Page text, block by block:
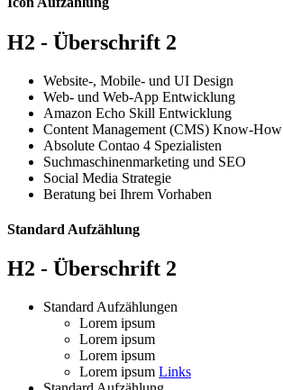
H2 - Überschrift 2
Website-, Mobile- und UI Design
Web- und Web-App Entwicklung
Amazon Echo Skill Entwicklung
Content Management (CMS) Know-How
Absolute Contao 4 Spezialisten
Suchmaschinenmarketing und SEO
Social Media Strategie
Beratung bei Ihrem Vorhaben
Standard Aufzählung
H2 - Überschrift 2
Standard Aufzählungen
Lorem ipsum
Lorem ipsum
Lorem ipsum
Lorem ipsum Links